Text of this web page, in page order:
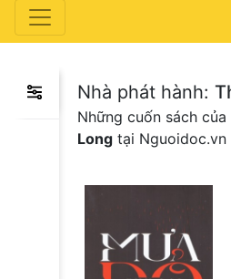
Nhà phát hành:
Những cuốn sách
Long tại Nguoidoc.vn